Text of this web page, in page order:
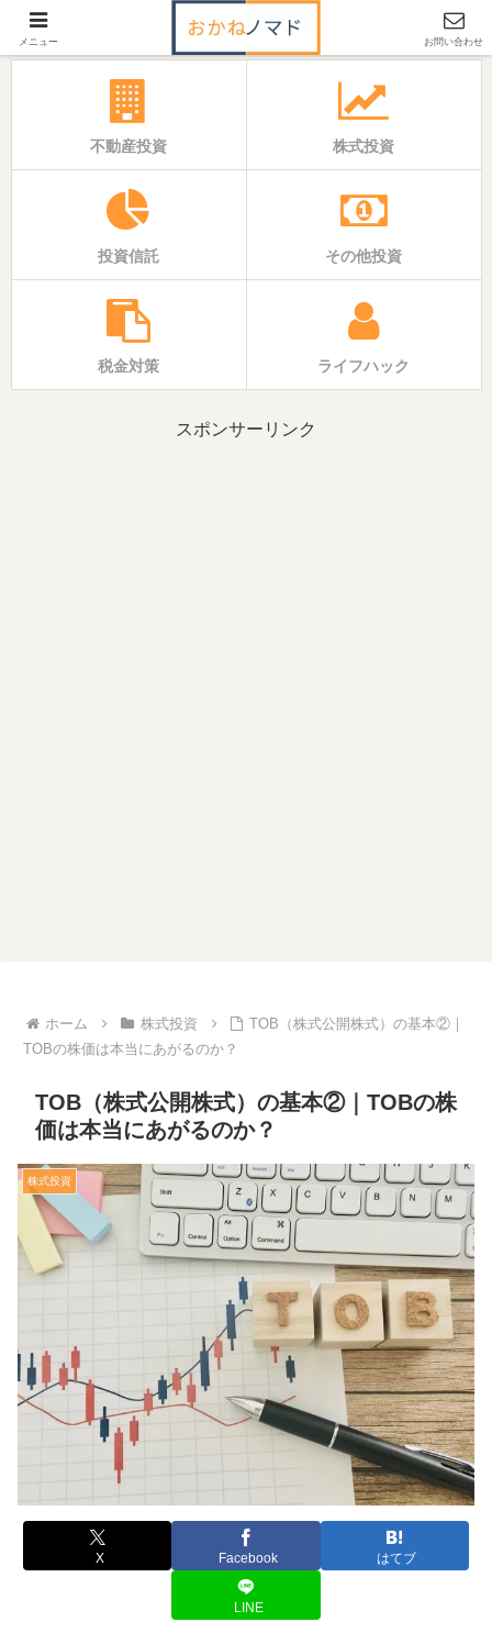
「いえ」と「おかね」の基本バイブル
不動産投資 株式投資
投資信託 その他投資
税金対策 ライフハック
スポンサーリンク
ホーム 株式投資
TOB（株式公開株式）の基本②｜
TOBの株価は本当にあがるのか？
TOB（株式公開株式）の基本②｜TOBの株
価は本当にあがるのか？
株式投資
X Facebook はてブ
LINE
メニュー お問い合わせ